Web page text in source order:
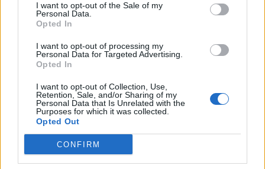
I want to opt-out of the Sale of my
Personal Data.
Opted In
I want to opt-out of processing my
Personal Data for Targeted Advertising.
Opted In
I want to opt-out of Collection, Use,
Retention, Sale, and/or Sharing of my
Personal Data that Is Unrelated with the
Purposes for which it was collected.
Opted Out
CONFIRM
Pest megye
Fából épül Budakeszi új óvodája